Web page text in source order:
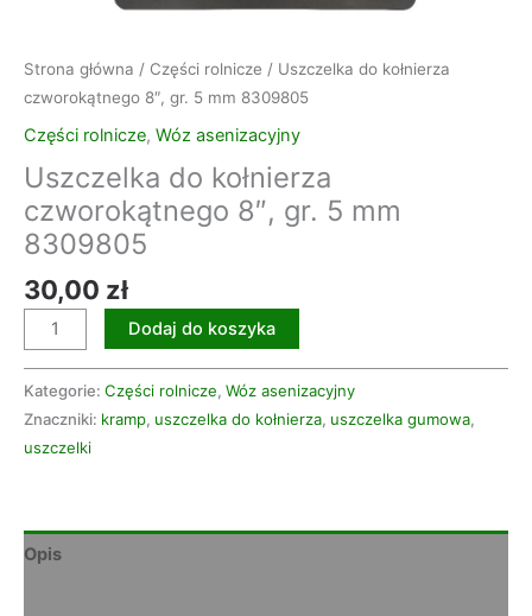
Strona główna / Części rolnicze / Uszczelka do kołnierza
czworokątnego 8″, gr. 5 mm 8309805
Części rolnicze, Wóz asenizacyjny
Uszczelka do kołnierza
czworokątnego 8″, gr. 5 mm
8309805
30,00 zł
Dodaj do koszyka
Kategorie: Części rolnicze, Wóz asenizacyjny
Znaczniki: kramp, uszczelka do kołnierza, uszczelka gumowa,
uszczelki
Opis